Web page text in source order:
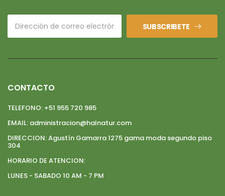
SUBSCRIBETE
CONTACTO
TELEFONO: +51 955 720 985
EMAIL: administracion@halnatur.com
DIRECCION:Agustín Gamarra 1275 gama moda segundo piso
304
HORARIO DE ATENCION:
LUNES - SABADO 10 AM - 7 PM